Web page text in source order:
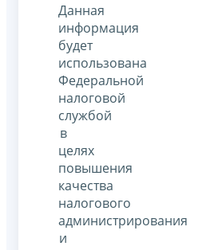
Данная
информация
будет
использована
Федеральной
налоговой
службой
в
целях
повышения
качества
налогового
администрирования
и